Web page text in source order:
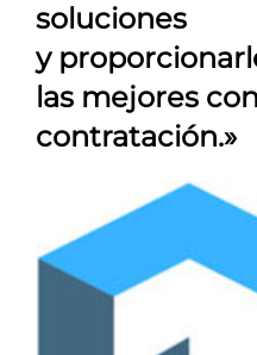
soluciones
y
las mejores
contratación.»